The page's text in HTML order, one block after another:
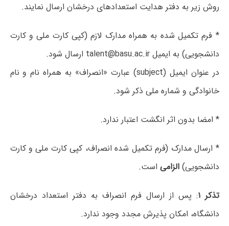
روش زیر به دفتر هدایت استعدادهای درخشان ارسال نمایند.
* فرم تکمیل شده به همراه مدارک لازم (کپی کارت ملی و کارت
دانشجویی) به ایمیل talent@basu.ac.ir ارسال شود.
در عنوان ایمیل (subject) عبارت «انصراف» به همراه نام و نام
خانوادگی و شماره ملی ذکر شود.
* امضا بدون اثر انگشت اعتبار ندارد.
* ارسال مدارک (فرم تکمیل شده انصراف، کپی کارت ملی و کارت
دانشجویی)الزامی است.
تذکر ۱ : پس از ارسال فرم انصراف به دفتر استعداد درخشان
دانشگاه، امکان پذیرش مجدد وجود ندارد.